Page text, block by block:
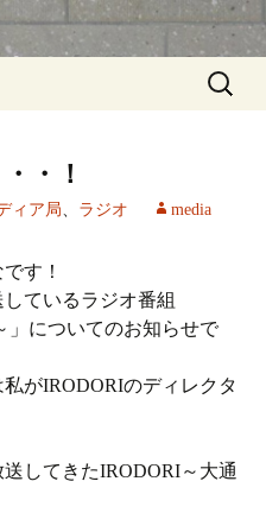
検
索:
・！
ィア局、 ラジオ media
す！
ているラジオ番組
」についてのお知らせで
私がIRODORIのディレクタ
してきたIRODORI～大通